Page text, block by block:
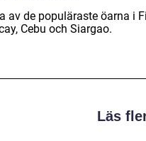
av de populäraste öarna i
Cebu och Siargao.
Läs